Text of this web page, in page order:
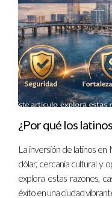
dependiendo del país
USCIS.
¿Puedo incluir a
Sí, puedes incluir a tu
de 21 años como
¿Qué sucede si
empleos
Si no se cumplen los
condicional y tu
Es crucial elegir
¿Por qué los
La inversión de latinos
dólar, cercanía cultural y
explora estas razones,
éxito en una ciudad